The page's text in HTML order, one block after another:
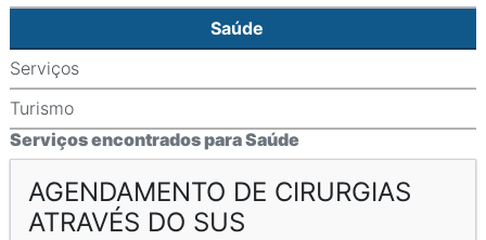
Saúde
Serviços
Turismo
Serviços encontrados para Saúde
AGENDAMENTO DE CIRURGIAS
ATRAVÉS DO SUS